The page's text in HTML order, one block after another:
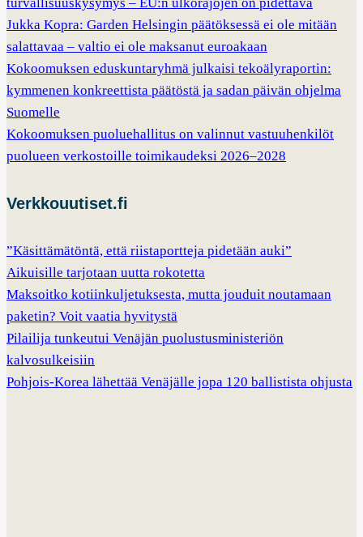
Jukka Kopra: Garden Helsingin päätöksessä ei ole mitään
salattavaa – valtio ei ole maksanut euroakaan
Kokoomuksen eduskuntaryhmä julkaisi tekoälyraportin:
kymmenen konkreettista päätöstä ja sadan päivän ohjelma
Suomelle
Kokoomuksen puoluehallitus on valinnut vastuuhenkilöt
puolueen verkostoille toimikaudeksi 2026–2028
Verkkouutiset.fi
”Käsittämätöntä, että riistaportteja pidetään auki”
Aikuisille tarjotaan uutta rokotetta
Maksoitko kotiinkuljetuksesta, mutta jouduit noutamaan
paketin? Voit vaatia hyvitystä
Pilailija tunkeutui Venäjän puolustusministeriön
kalvosulkeisiin
Pohjois-Korea lähettää Venäjälle jopa 120 ballistista ohjusta